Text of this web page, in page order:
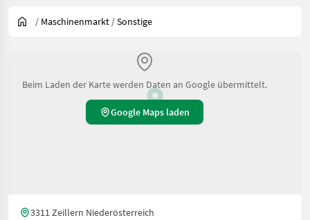
/ Maschinenmarkt /Sonstige
Beim Laden der Karte werden Daten an Google übermittelt.
Google Maps laden
3311 Zeillern Niederösterreich